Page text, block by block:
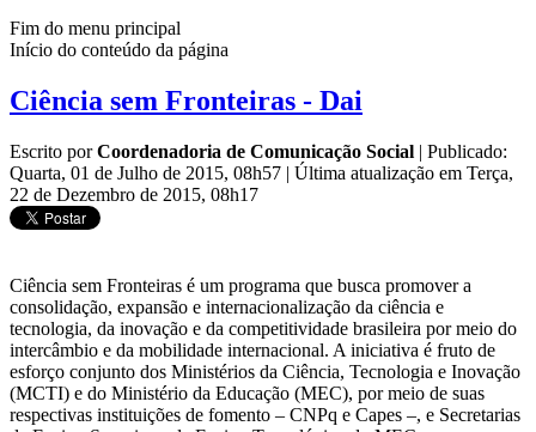
Fim do menu principal
Início do conteúdo da página
Ciência sem Fronteiras - Dai
Escrito porCoordenadoria de Comunicação Social | Publicado:
Quarta, 01 de Julho de 2015, 08h57 | Última atualização em Terça,
22 de Dezembro de 2015, 08h17
Ciência sem Fronteiras é um programa que busca promover a
consolidação, expansão e internacionalização da ciência e
tecnologia, da inovação e da competitividade brasileira por meio do
intercâmbio e da mobilidade internacional. A iniciativa é fruto de
esforço conjunto dos Ministérios da Ciência, Tecnologia e Inovação
(MCTI) e do Ministério da Educação (MEC), por meio de suas
respectivas instituições de fomento – CNPq e Capes –, e Secretarias